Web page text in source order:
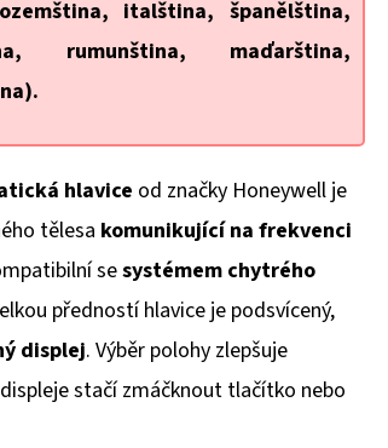
italština, španělština,
rumunština, maďarština,
hlavice od značky Honeywell je
tělesa komunikující na frekvenci
sesystémem chytrého
předností hlavice je podsvícený,
displej. Výběr polohy zlepšuje
stačí zmáčknout tlačítko nebo